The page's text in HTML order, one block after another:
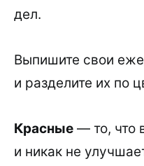
дел.
Выпишите свои
и разделите их по
Красные — то, что
и никак не